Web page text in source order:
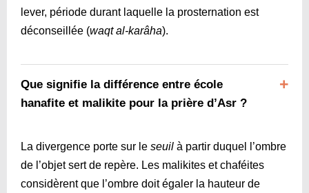
lever, période durant laquelle la prosternation est
déconseillée (waqt al-karâha).
Que signifie la différence entre école
hanafite et malikite pour la prière d’Asr ?
La divergence porte sur le seuil à partir duquel l’ombre
de l’objet sert de repère. Les malikites et chaféites
considèrent que l’ombre doit égaler la hauteur de